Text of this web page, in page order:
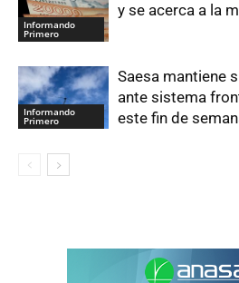
Informando
Primero
y se acerca a la
Informando
Primero
Saesa mantiene
ante sistema
este fin de